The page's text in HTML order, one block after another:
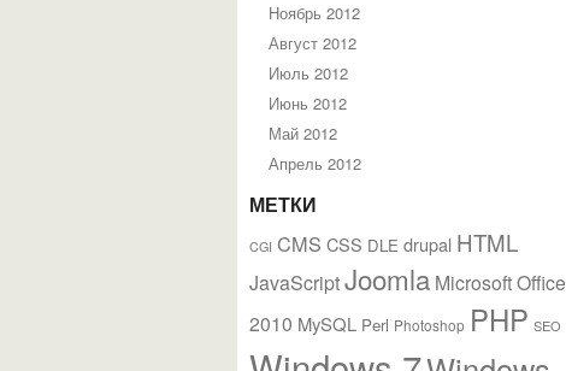
Ноябрь 2012
Август 2012
Июль 2012
Июнь 2012
Май 2012
Апрель 2012
МЕТКИ
CGI CMS CSS DLE drupal HTML
JavaScriptJoomla Microsoft Office
2010 MySQL Perl Photoshop PHP SEO